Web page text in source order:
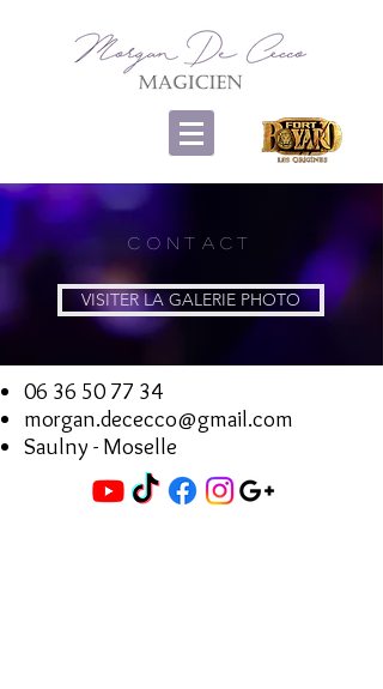
contact
VISITER LA GALERIE PHOTO
06 36 50 77 34
morgan.dececco@gmail.com
Saulny - Moselle